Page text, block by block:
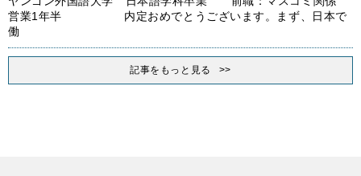
営業1年半 内定おめでとうございます。まず、日本で
働
記事をもっと見る